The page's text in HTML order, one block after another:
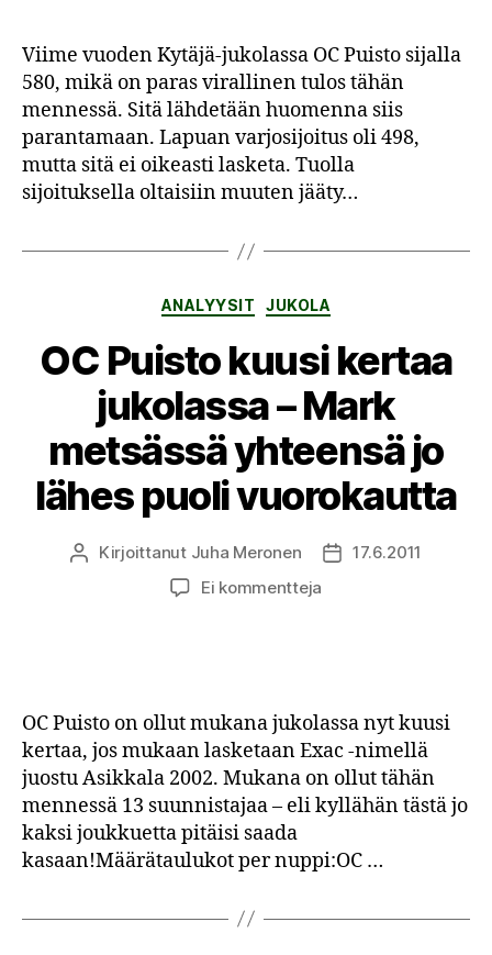
–
Jukolan
sijoitustilastot
Viime vuoden Kytäjä-jukolassa OC Puisto sijalla
580, mikä on paras virallinen tulos tähän
mennessä. Sitä lähdetään huomenna siis
parantamaan. Lapuan varjosijoitus oli 498,
mutta sitä ei oikeasti lasketa. Tuolla
sijoituksella oltaisiin muuten jääty…
Kategoriat
ANALYYSIT JUKOLA
OC Puisto kuusi kertaa
jukolassa – Mark
metsässä yhteensä jo
lähes puoli vuorokautta
Kirjoittaja
Kirjoittanut Juha Meronen Julkaisupäivämäärä
17.6.2011
Ei kommentteja
–
Mark
metsässä
yhteensä
lähes
OC Puisto on ollut mukana jukolassa nyt kuusi
kertaa, jos mukaan lasketaan Exac -nimellä
juostu Asikkala 2002. Mukana on ollut tähän
mennessä 13 suunnistajaa – eli kyllähän tästä jo
kaksi joukkuetta pitäisi saada
kasaan!Määrätaulukot per nuppi:OC …